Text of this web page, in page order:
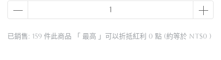
已銷售: 159 件此商品 「 最高 」可以折抵紅利 0 點 (約等於 NT$0 )